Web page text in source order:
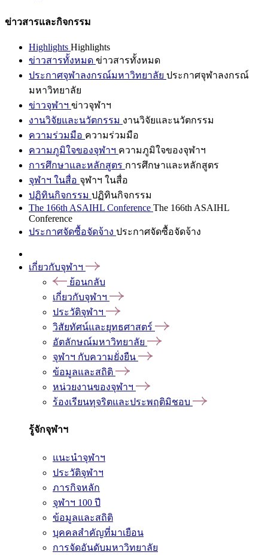
ข่าวสารและกิจกรรม
Highlights Highlights
ข่าวสารทั้งหมด ข่าวสารทั้งหมด
ประกาศจุฬาลงกรณ์มหาวิทยาลัย ประกาศจุฬาลงกรณ์
มหาวิทยาลัย
ข่าวจุฬาฯ ข่าวจุฬาฯ
งานวิจัยและนวัตกรรม งานวิจัยและนวัตกรรม
ความร่วมมือ ความร่วมมือ
ความภูมิใจของจุฬาฯ ความภูมิใจของจุฬาฯ
การศึกษาและหลักสูตร การศึกษาและหลักสูตร
จุฬาฯ ในสื่อ จุฬาฯ ในสื่อ
ปฏิทินกิจกรรม ปฏิทินกิจกรรม
The 166th ASAIHL Conference The 166th ASAIHL
Conference
ประกาศจัดซื้อจัดจ้าง ประกาศจัดซื้อจัดจ้าง
เกี่ยวกับจุฬาฯ
ย้อนกลับ
เกี่ยวกับจุฬาฯ
ประวัติจุฬาฯ
วิสัยทัศน์และยุทธศาสตร์
อัตลักษณ์มหาวิทยาลัย
จุฬาฯ กับความยั่งยืน
ข้อมูลและสถิติ
หน่วยงานของจุฬาฯ
ร้องเรียนทุจริตและประพฤติมิชอบ
รู้จักจุฬาฯ
แนะนำจุฬาฯ
ประวัติจุฬาฯ
ภารกิจหลัก
จุฬาฯ 100 ปี
ข้อมูลและสถิติ
บุคคลสำคัญที่มาเยือน
การจัดอันดับมหาวิทยาลัย